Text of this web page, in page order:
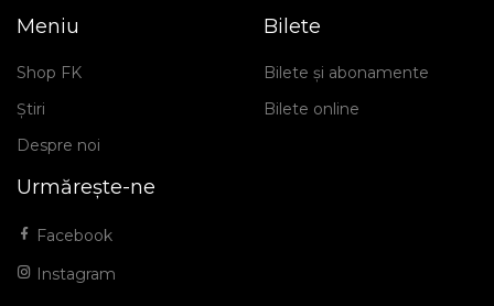
Meniu
Shop FK
Știri
Despre noi
Bilete
Bilete și abonamente
Bilete online
Urmărește-ne
Facebook
Instagram